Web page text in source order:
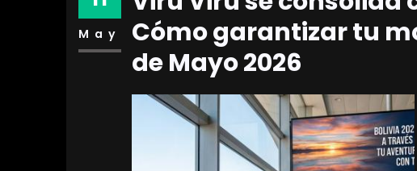
May
Cómo garantizar tu
de Mayo 2026